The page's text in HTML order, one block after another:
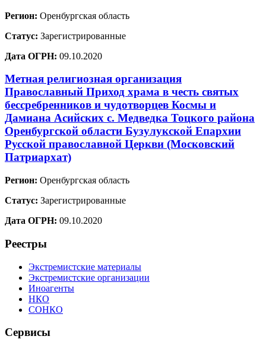
Регион: Оренбургская область
Статус: Зарегистрированные
Дата ОГРН: 09.10.2020
Метная религиозная организация
Православный Приход храма в честь святых
бессребренников и чудотворцев Космы и
Дамиана Асийских с. Медведка Тоцкого района
Оренбургской области Бузулукской Епархии
Русской православной Церкви (Московский
Патриархат)
Регион: Оренбургская область
Статус: Зарегистрированные
Дата ОГРН: 09.10.2020
Реестры
Экстремистские материалы
Экстремистские организации
Иноагенты
НКО
СОНКО
Сервисы